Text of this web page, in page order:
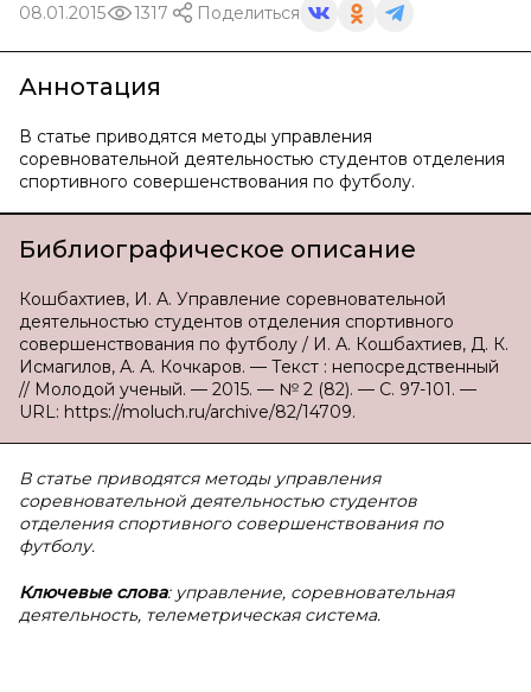
08.01.2015 1317 Поделиться
Аннотация
В статье приводятся методы управления
соревновательной деятельностью студентов отделения
спортивного совершенствования по футболу.
Библиографическое описание
Кошбахтиев, И. А. Управление соревновательной
деятельностью студентов отделения спортивного
совершенствования по футболу / И. А. Кошбахтиев, Д. К.
Исмагилов, А. А. Кочкаров. — Текст : непосредственный
// Молодой ученый. — 2015. — № 2 (82). — С. 97-101. —
URL: https://moluch.ru/archive/82/14709.
В статье приводятся методы управления
соревновательной деятельностью студентов
отделения спортивного совершенствования по
футболу.
Ключевые слова: управление, соревновательная
деятельность, телеметрическая система.